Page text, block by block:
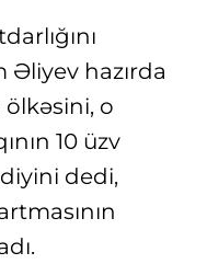
hazırda
ölkəsini, o
10 üzv
dedi,